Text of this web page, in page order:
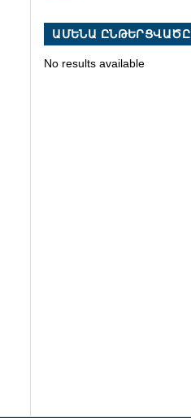
ԱՄԵՆԱ ԸՆԹԵՐՑՎԱԾԸ
No results available